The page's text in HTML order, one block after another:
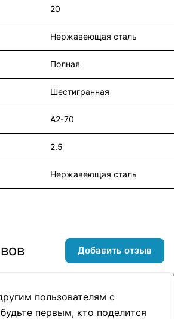
20
Нержавеющая сталь
Полная
Шестигранная
А2-70
2.5
Нержавеющая сталь
пользователям с
первым, кто поделится
Добавить отзыв